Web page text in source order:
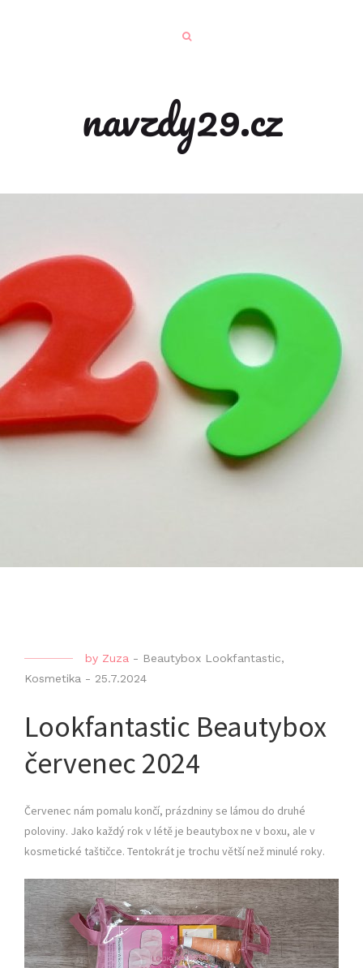
navzdy29.cz
by Zuza - Beautybox Lookfantastic,
Kosmetika - 25.7.2024
Lookfantastic Beautybox
červenec 2024
Červenec nám pomalu končí, prázdniny se lámou do druhé
poloviny. Jako každý rok v létě je beautybox ne v boxu, ale v
kosmetické taštičce. Tentokrát je trochu větší než minulé roky.